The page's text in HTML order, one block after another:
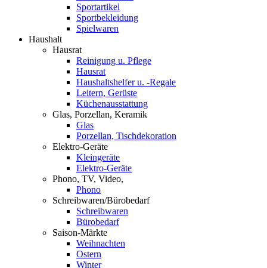
Sportartikel
Sportbekleidung
Spielwaren
Haushalt
Hausrat
Reinigung u. Pflege
Hausrat
Haushaltshelfer u. -Regale
Leitern, Gerüste
Küchenausstattung
Glas, Porzellan, Keramik
Glas
Porzellan, Tischdekoration
Elektro-Geräte
Kleingeräte
Elektro-Geräte
Phono, TV, Video,
Phono
Schreibwaren/Bürobedarf
Schreibwaren
Bürobedarf
Saison-Märkte
Weihnachten
Ostern
Winter